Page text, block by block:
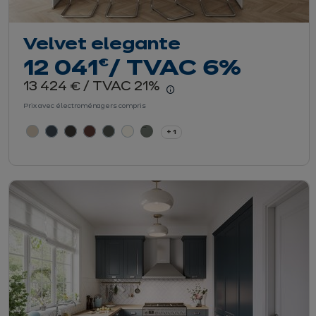
Velvet elegante
12 041 €
euros / TVAC 6%
13 424 € euros
/ TVAC 21%
En savoir plus -
Prix avec électroménagers compris
+ 1